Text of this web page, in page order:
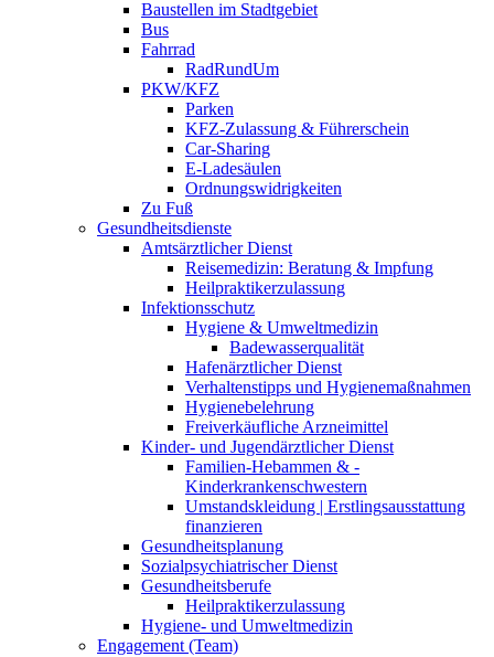
Baustellen im Stadtgebiet
Bus
Fahrrad
RadRundUm
PKW/KFZ
Parken
KFZ-Zulassung & Führerschein
Car-Sharing
E-Ladesäulen
Ordnungswidrigkeiten
Zu Fuß
Gesundheitsdienste
Amtsärztlicher Dienst
Reisemedizin: Beratung & Impfung
Heilpraktikerzulassung
Infektionsschutz
Hygiene & Umweltmedizin
Badewasserqualität
Hafenärztlicher Dienst
Verhaltenstipps und Hygienemaßnahmen
Hygienebelehrung
Freiverkäufliche Arzneimittel
Kinder- und Jugendärztlicher Dienst
Familien-Hebammen & -
Kinderkrankenschwestern
Umstandskleidung | Erstlingsausstattung
finanzieren
Gesundheitsplanung
Sozialpsychiatrischer Dienst
Gesundheitsberufe
Heilpraktikerzulassung
Hygiene- und Umweltmedizin
Engagement (Team)